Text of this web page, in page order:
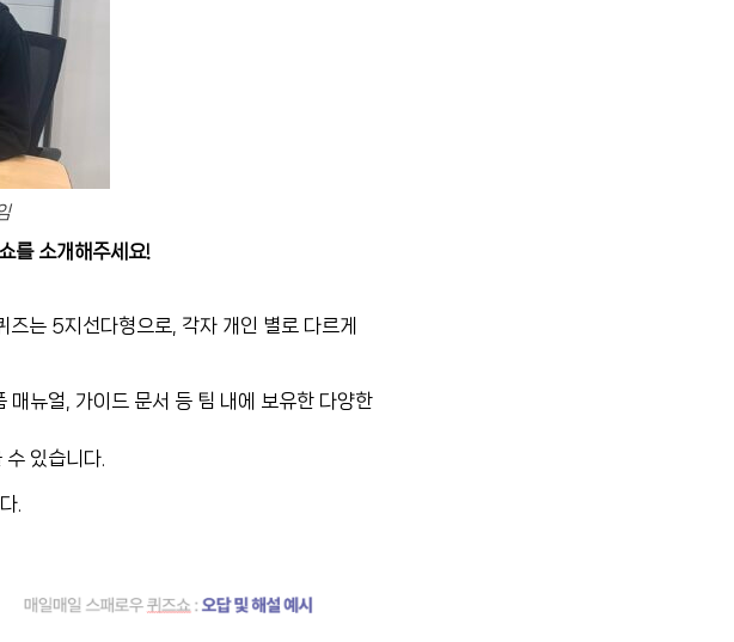
를 소개해주세요!
즈는 5지선다형으로, 각자 개인 별로 다르게
뉴얼, 가이드 문서 등 팀 내에 보유한 다양한
있습니다.
.